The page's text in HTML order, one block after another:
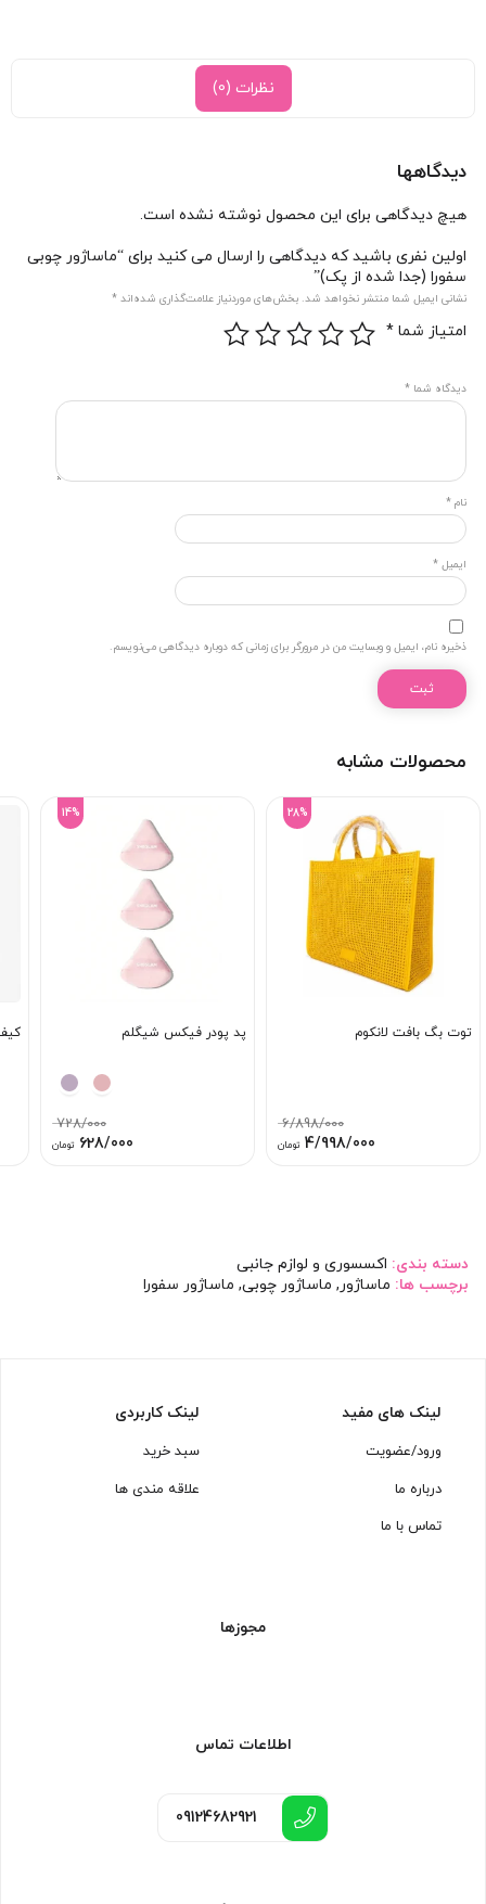
نظرات (0)
دیدگاهها
هیچ دیدگاهی برای این محصول نوشته نشده است.
اولین نفری باشید که دیدگاهی را ارسال می کنید برای “ماساژور چوبی
سفورا (جدا شده از پک)”
نشانی ایمیل شما منتشر نخواهد شد. بخش‌های موردنیاز علامت‌گذاری شده‌اند *
امتیاز شما *
دیدگاه شما *
نام *
ایمیل *
ذخیره نام، ایمیل و وبسایت من در مرورگر برای زمانی که دوباره دیدگاهی می‌نویسم.
محصولات مشابه
28%
توت بگ بافت لانکوم
6/898/000
قیمت
4/998/000 تومانقیمت
14%
پد پودر فیکس شیگلم
728/000
قیمت
628/000 تومانقیمت
دسته بندی: اکسسوری و لوازم جانبی
برچسب ها: ماساژور, ماساژور چوبی, ماساژور سفورا
لینک های مفید
ورود/عضویت
درباره ما
تماس با ما
لینک کاربردی
سبد خرید
علاقه مندی ها
مجوزها
اطلاعات تماس
09124682921